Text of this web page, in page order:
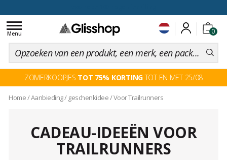
0
Toggle
navigation
Menu
ZOMERKOOPJES TOT 75% KORTINGTOT EN MET 25/08
Home/Aanbieding/ geschenkidee/Voor Trailrunners
CADEAU-IDEEËN VOOR
TRAILRUNNERS